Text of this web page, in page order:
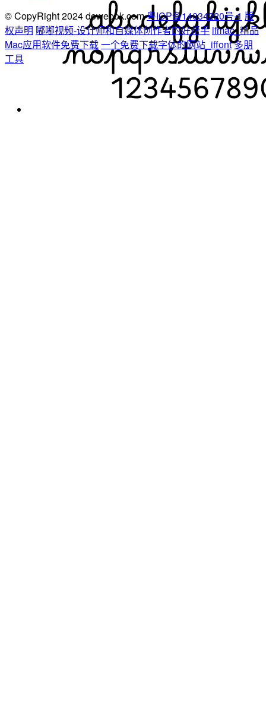
© CopyRight 2024 dowebok.com粤ICP备14034220号-1 版
权声明 嘟嘟视频-设计师和自媒体创作者的好帮手 ifmac_精品
Mac应用软件免费下载一个免费下载字体的网站_iffont多朋
工具